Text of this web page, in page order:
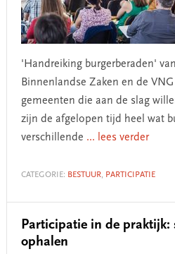
'Handreiking burgerberaden'
Binnenlandse Zaken en de
gemeenten die aan de slag
zijn de afgelopen tijd heel wat
verschillende ... lees verder
CATEGORIE: BESTUUR, PARTICIPATIE
Participatie in de praktijk:
ophalen